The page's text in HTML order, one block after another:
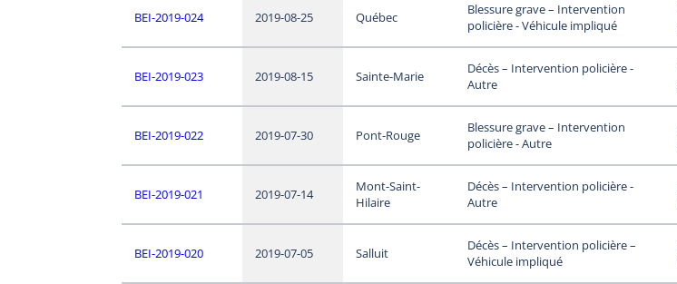
BEI-2019-024 2019-08-25 Québec
Blessure grave – Intervention
policière - Véhicule impliqué
BEI-2019-023 2019-08-15 Sainte-Marie
Décès – Intervention policière -
Autre
BEI-2019-022 2019-07-30 Pont-Rouge
Blessure grave – Intervention
policière - Autre
BEI-2019-021 2019-07-14
Mont-Saint-
Hilaire
Décès – Intervention policière -
Autre
BEI-2019-020 2019-07-05 Salluit
Décès – Intervention policière –
Véhicule impliqué